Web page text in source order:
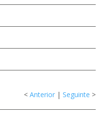
< Anterior | Seguinte >